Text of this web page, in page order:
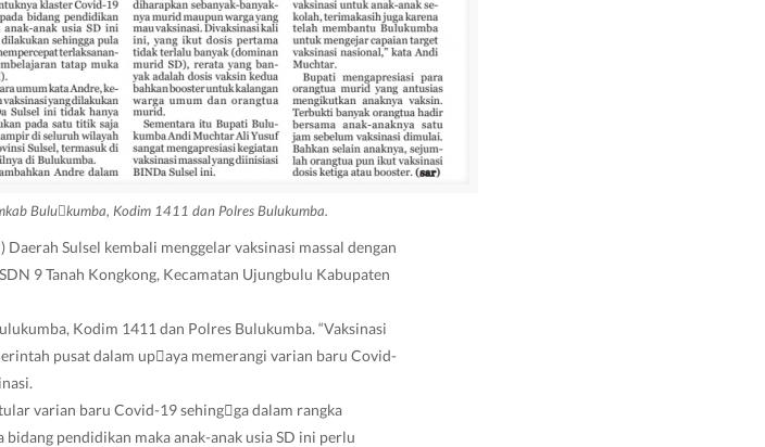
Bulu￾kumba, Kodim 1411 dan Polres Bulukumba.
Sulsel kembali menggelar vaksinasi massal dengan
9 Tanah Kongkong, Kecamatan Ujungbulu Kabupaten
Kodim 1411 dan Polres Bulukumba. “Vaksinasi
pusat dalam up￾aya memerangi varian baru Covid-
varian baru Covid-19 sehing￾ga dalam rangka
pendidikan maka anak-anak usia SD ini perlu